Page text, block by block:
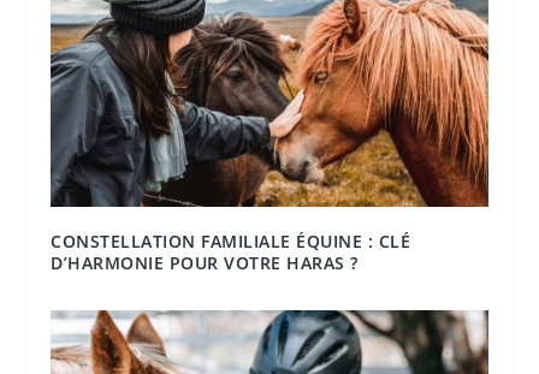
CONSTELLATION FAMILIALE ÉQUINE : CLÉ
D’HARMONIE POUR VOTRE HARAS ?